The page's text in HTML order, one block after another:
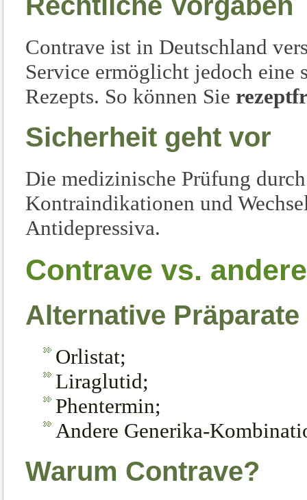
Contrave ist in Deutschland
Service ermöglicht jedoch eine
Rezepts. So können Sie
Sicherheit geht vor
Die medizinische Prüfung
Kontraindikationen und
Antidepressiva.
Contrave vs.
Alternative Präparate
Orlistat;
Liraglutid;
Phentermin;
Andere Generika-
Warum Contrave?